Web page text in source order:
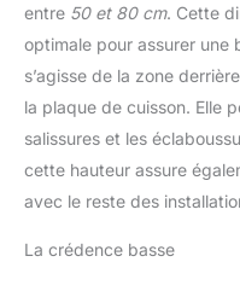
entre 50 et 80 cm. Cette
optimale pour assurer une
s’agisse de la zone
la plaque de cuisson. Elle
salissures et les
cette hauteur assure
avec le reste des
La crédence basse